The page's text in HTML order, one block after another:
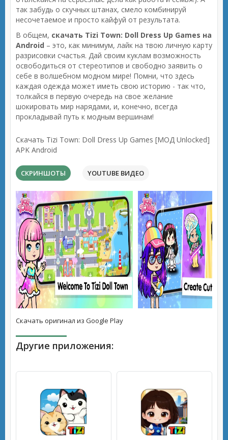
так забудь о скучных штанах, смело комбинируй
несочетаемое и просто кайфуй от результата.
В общем, скачать Tizi Town: Doll Dress Up Games на
Android – это, как минимум, лайк на твою личную карту
разрисовки счастья. Дай своим куклам возможность
освободиться от стереотипов и свободно заявить о
себе в волшебном модном мире! Помни, что здесь
каждая одежда может иметь свою историю - так что,
толкайся в первую очередь на свое желание
шокировать мир нарядами, и, конечно, всегда
прокладывай путь к модным вершинам!
Скачать Tizi Town: Doll Dress Up Games [МОД Unlocked]
APK Android
СКРИНШОТЫ YOUTUBE ВИДЕО
Скачать оригинал из Google Play
Другие приложения: